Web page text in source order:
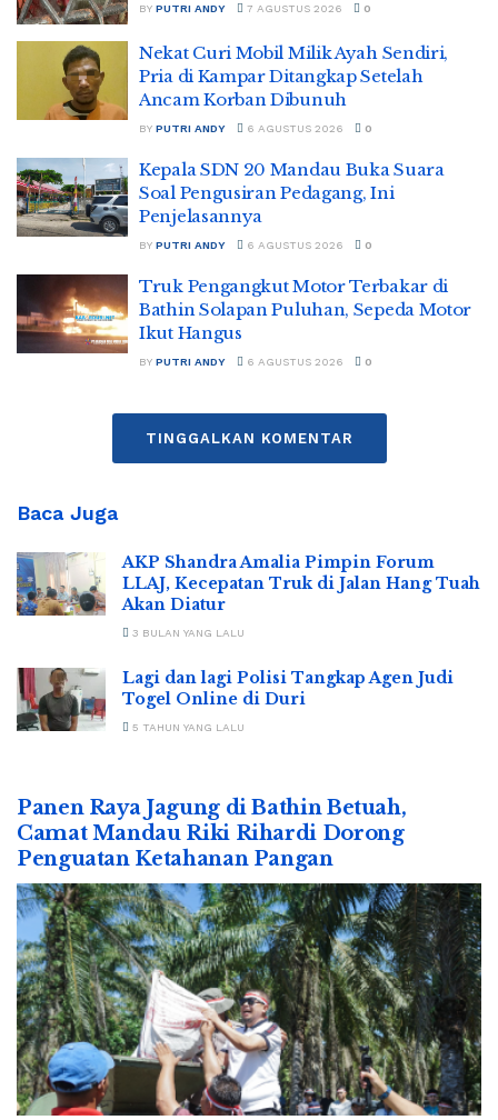
BY PUTRI ANDY 7 AGUSTUS 2026 0
Nekat Curi Mobil Milik Ayah Sendiri,
Pria di Kampar Ditangkap Setelah
Ancam Korban Dibunuh
BY PUTRI ANDY 6 AGUSTUS 2026 0
Kepala SDN 20 Mandau Buka Suara
Soal Pengusiran Pedagang, Ini
Penjelasannya
BY PUTRI ANDY 6 AGUSTUS 2026 0
Truk Pengangkut Motor Terbakar di
Bathin Solapan Puluhan, Sepeda Motor
Ikut Hangus
BY PUTRI ANDY 6 AGUSTUS 2026 0
TINGGALKAN KOMENTAR
Baca Juga
AKP Shandra Amalia Pimpin Forum
LLAJ, Kecepatan Truk di Jalan Hang Tuah
Akan Diatur
3 BULAN YANG LALU
Lagi dan lagi Polisi Tangkap Agen Judi
Togel Online di Duri
5 TAHUN YANG LALU
Panen Raya Jagung di Bathin Betuah,
Camat Mandau Riki Rihardi Dorong
Penguatan Ketahanan Pangan